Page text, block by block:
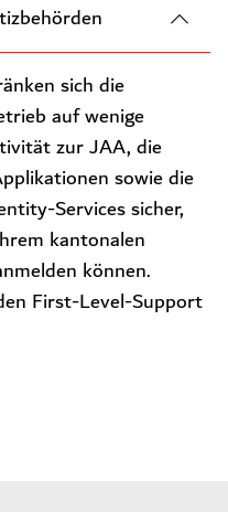
sich die
auf wenige
zur JAA, die
sowie die
Services sicher,
kantonalen
können.
First-Level-Support